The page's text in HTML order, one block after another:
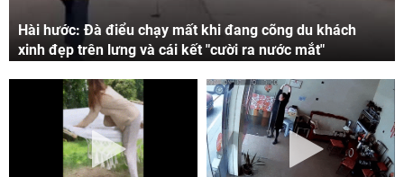
Hài hước: Đà điểu chạy mất khi đang cõng du khách
xinh đẹp trên lưng và cái kết "cười ra nước mắt"